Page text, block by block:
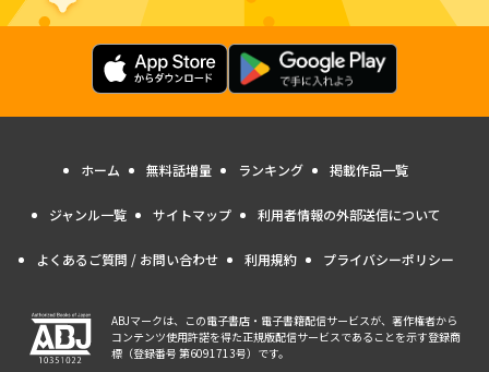
ホーム 無料話増量 ランキング 掲載作品一覧
ジャンル一覧 サイトマップ 利用者情報の外部送信について
よくあるご質問 / お問い合わせ 利用規約 プライバシーポリシー
ABJマークは、この電子書店・電子書籍配信サービスが、著作権者から
コンテンツ使用許諾を得た正規版配信サービスであることを示す登録商
標（登録番号 第6091713号）です。